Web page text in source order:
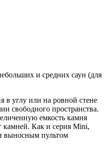
и средних саун (для
в углу или на ровной стене
свободного пространства.
емкость камня
камней. Как и серия Mini,
выносным пультом